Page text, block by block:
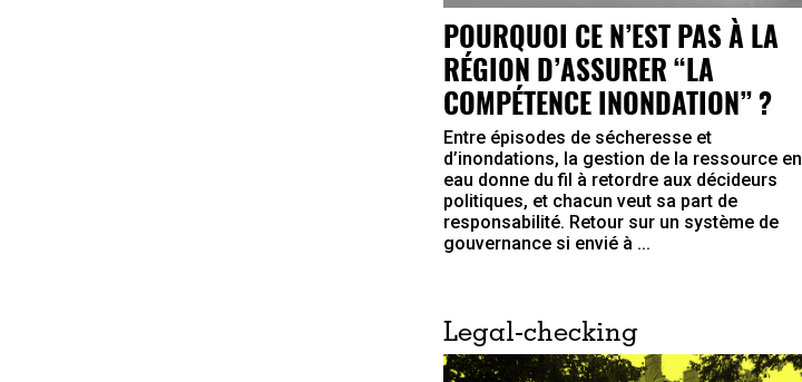
POURQUOI CE N’EST PAS À LA
RÉGION D’ASSURER “LA
COMPÉTENCE INONDATION” ?
Entre épisodes de sécheresse et
d’inondations, la gestion de la ressource en
eau donne du fil à retordre aux décideurs
politiques, et chacun veut sa part de
responsabilité. Retour sur un système de
gouvernance si envié à ...
Legal-checking